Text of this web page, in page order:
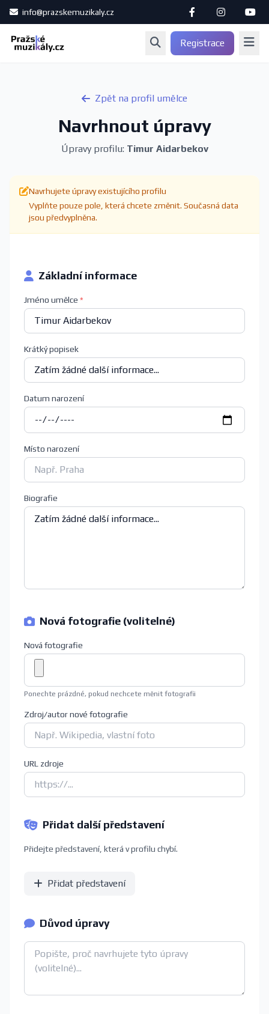
info@prazskemuzikaly.cz
Registrace
Zpět na profil umělce
Navrhnout úpravy
Úpravy profilu: Timur Aidarbekov
Navrhujete úpravy existujícího profilu
Vyplňte pouze pole, která chcete změnit. Současná data
jsou předvyplněna.
Základní informace
Jméno umělce *
Krátký popisek
Datum narození
Místo narození
Biografie
Nová fotografie (volitelné)
Nová fotografie
Ponechte prázdné, pokud nechcete měnit fotografii
Zdroj/autor nové fotografie
URL zdroje
Přidat další představení
Přidejte představení, která v profilu chybí.
Přidat představení
Důvod úpravy